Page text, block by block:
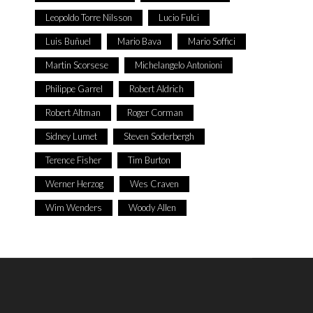
Leopoldo Torre Nilsson Lucio Fulci
Luis Buñuel Mario Bava Mario Soffici
Martin Scorsese Michelangelo Antonioni
Philippe Garrel Robert Aldrich
Robert Altman Roger Corman
Sidney Lumet Steven Soderbergh
Terence Fisher Tim Burton
Werner Herzog Wes Craven
Wim Wenders Woody Allen